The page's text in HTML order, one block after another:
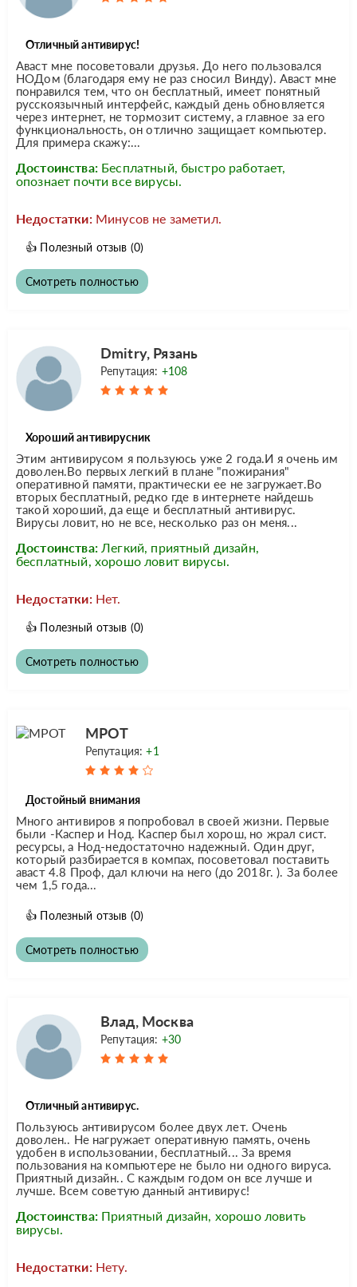
Отличный антивирус!
Аваст мне посоветовали друзья. До него пользовался
НОДом (благодаря ему не раз сносил Винду). Аваст мне
понравился тем, что он бесплатный, имеет понятный
русскоязычный интерфейс, каждый день обновляется
через интернет, не тормозит систему, а главное за его
функциональность, он отлично защищает компьютер.
Для примера скажу:...
Достоинства: Бесплатный, быстро работает,
опознает почти все вирусы.
Недостатки: Минусов не заметил.
👍 Полезный отзыв (0)
Смотреть полностью
Dmitry, Рязань
Репутация: +108
Хороший антивирусник
Этим антивирусом я пользуюсь уже 2 года.И я очень им
доволен.Во первых легкий в плане "пожирания"
оперативной памяти, практически ее не загружает.Во
вторых бесплатный, редко где в интернете найдешь
такой хороший, да еще и бесплатный антивирус.
Вирусы ловит, но не все, несколько раз он меня...
Достоинства: Легкий, приятный дизайн,
бесплатный, хорошо ловит вирусы.
Недостатки: Нет.
👍 Полезный отзыв (0)
Смотреть полностью
МРОТ
Репутация:+1
Достойный внимания
Много антивиров я попробовал в своей жизни. Первые
были -Каспер и Нод. Каспер был хорош, но жрал сист.
ресурсы, а Нод-недостаточно надежный. Один друг,
который разбирается в компах, посоветовал поставить
аваст 4.8 Проф, дал ключи на него (до 2018г. ). За более
чем 1,5 года...
👍 Полезный отзыв (0)
Смотреть полностью
Влад, Москва
Репутация: +30
Отличный антивирус.
Пользуюсь антивирусом более двух лет. Очень
доволен.. Не нагружает оперативную память, очень
удобен в использовании, бесплатный... За время
пользования на компьютере не было ни одного вируса.
Приятный дизайн.. С каждым годом он все лучше и
лучше. Всем советую данный антивирус!
Достоинства: Приятный дизайн, хорошо ловить
вирусы.
Недостатки: Нету.